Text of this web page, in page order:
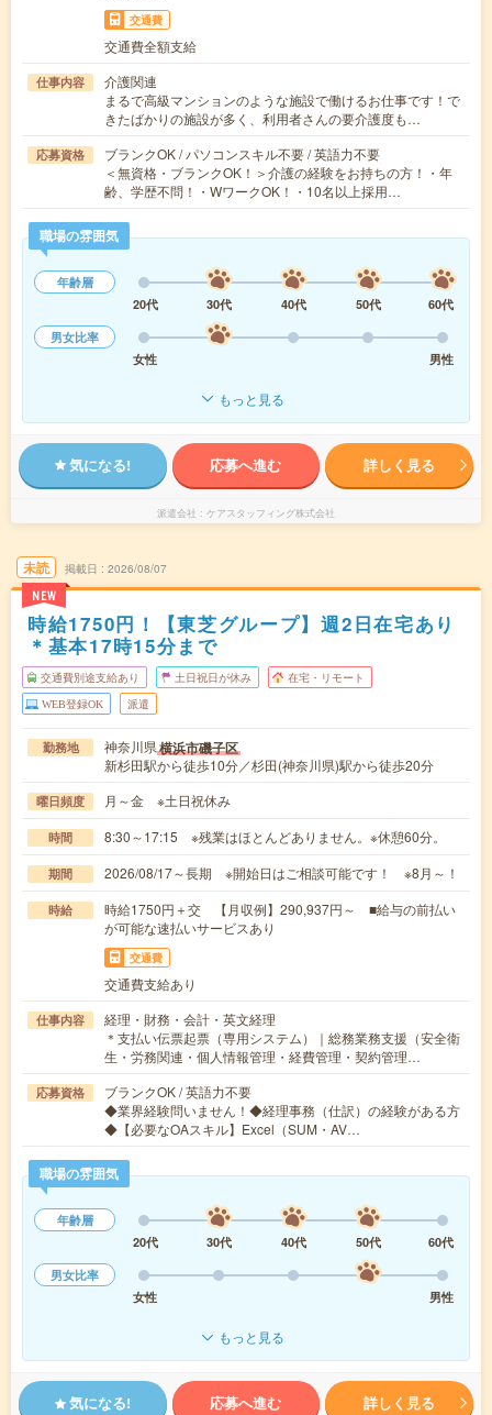
交通費
交通費全額支給
仕事内容
介護関連
まるで高級マンションのような施設で働けるお仕事です！で
きたばかりの施設が多く、利用者さんの要介護度も…
応募資格
ブランクOK / パソコンスキル不要 / 英語力不要
＜無資格・ブランクOK！＞介護の経験をお持ちの方！・年
齢、学歴不問！・WワークOK！・10名以上採用…
職場の雰囲気
年齢層
20代
30代 40代 50代
60代
男女比率
女性
男性
もっと見る
気になる! 応募へ進む 詳しく見る
派遣会社 ケアスタッフィング株式会社
未読
NEW
掲載日 2026/08/07
時給1750円！【東芝グループ】週2日在宅あり
＊基本17時15分まで
交通費別途支給あり 土日祝日が休み 在宅・リモート
WEB登録OK 派遣
勤務地 神奈川県横浜市磯子区
新杉田駅から徒歩10分／杉田(神奈川県)駅から徒歩20分
曜日頻度 月～金 ※土日祝休み
時間 8:30～17:15 ※残業はほとんどありません。※休憩60分。
期間 2026/08/17～長期 ※開始日はご相談可能です！ ※8月～！
時給
時給1750円＋交 【月収例】290,937円～ ■給与の前払い
が可能な速払いサービスあり
交通費
交通費支給あり
仕事内容
経理・財務・会計・英文経理
＊支払い伝票起票（専用システム）｜総務業務支援（安全衛
生・労務関連・個人情報管理・経費管理・契約管理…
応募資格
ブランクOK / 英語力不要
◆業界経験問いません！◆経理事務（仕訳）の経験がある方
◆【必要なOAスキル】Excel（SUM・AV…
職場の雰囲気
年齢層
20代
30代 40代 50代
60代
男女比率
女性
男性
もっと見る
気になる! 応募へ進む 詳しく見る